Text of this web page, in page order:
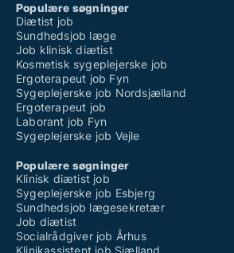
Populære søgninger
Diætist job
Sundhedsjob læge
Job klinisk diætist
Kosmetisk sygeplejerske job
Ergoterapeut job Fyn
Sygeplejerske job Nordsjælland
Ergoterapeut job
Laborant job Fyn
Sygeplejerske job Vejle
Populære søgninger
Klinisk diætist job
Sygeplejerske job Esbjerg
Sundhedsjob lægesekretær
Job diætist
Socialrådgiver job Århus
Klinikassistent job Sjælland